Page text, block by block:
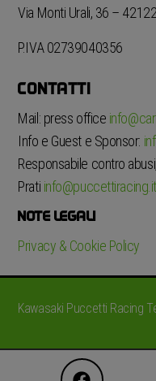
Via Monti Urali, 36 –
P.IVA 02739040356
CONTATTI
Mail: press office
Info e Guest e Sponsor:
Responsabile contro
Prati info@puccettiracing.it
NOTE LEGALI
Privacy & Cookie Policy
Kawasaki Puccetti Racing